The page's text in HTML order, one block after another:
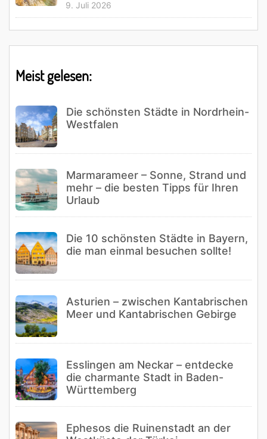
9. Juli 2026
Meist gelesen:
Die schönsten Städte in Nordrhein-
Westfalen
Marmarameer – Sonne, Strand und
mehr – die besten Tipps für Ihren
Urlaub
Die 10 schönsten Städte in Bayern,
die man einmal besuchen sollte!
Asturien – zwischen Kantabrischen
Meer und Kantabrischen Gebirge
Esslingen am Neckar – entdecke
die charmante Stadt in Baden-
Württemberg
Ephesos die Ruinenstadt an der